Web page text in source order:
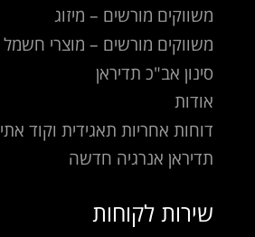
משווקים מורשים – מיזוג
משווקים מורשים – מוצרי חשמל
סינון אב"כ תדיראן
אודות
דוחות אחריות תאגידית וקוד אתי
תדיראן אנרגיה חדשה
שירות לקוחות